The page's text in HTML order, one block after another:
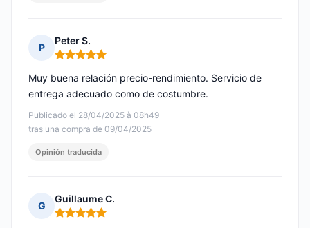
P
Peter S.
Nota: 5 de 5
Publicado el 28/04/2025 à 08h49
tras una compra de 09/04/2025
Muy buena relación precio-rendimiento. Servicio de
entrega adecuado como de costumbre.
Opinión traducida
G
Guillaume C.
Nota: 5 de 5